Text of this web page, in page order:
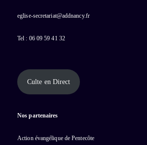
eglise-secretariat@addnancy.fr
Tel : 06 09 59 41 32
Culte en Direct
Nos partenaires
Action évangélique de Pentecôte